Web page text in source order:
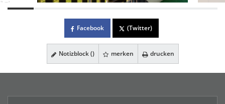
Facebook (Twitter)
Notizblock () merken drucken